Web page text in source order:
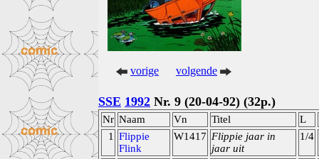
vorige volgende
SSE 1992 Nr. 9 (20-04-92) (32p.)
Nr Naam Vn Titel
L
1
Flippie
Flink
W1417 Flippie jaar in
jaar uit
1/4